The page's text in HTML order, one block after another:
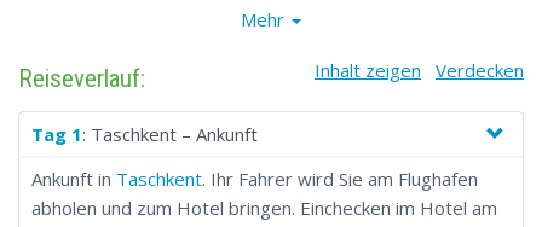
und seines Propheten Zaratustra ist. Vor allem im südlichen
Jahrhunderten eine Zentralle Rolle. Während dieser Reise
Usbekistans besuchen. Sie werden die wunderschöne avant-
Siedlung in der Kyzlkum Wüste übernachten und die Städte
Chiwa sowie Samarkand erforschen.
Mehr
Reiseverlauf: Inhalt zeigen Verdecken
Tag 1: Taschkent – Ankunft
Ankunft in Taschkent. Ihr Fahrer wird Sie am Flughafen
abholen und zum Hotel bringen. Einchecken im Hotel am